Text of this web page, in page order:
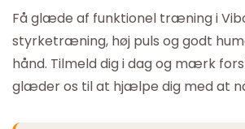
Få glæde af funktionel træning i
styrketræning, høj puls og godt
hånd. Tilmeld dig i dag og mærk
glæder os til at hjælpe dig med at